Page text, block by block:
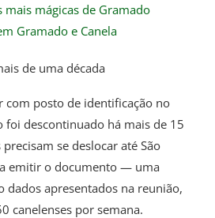
mais mágicas de Gramado
Gramado e Canela
de uma década
com posto de identificação no
foi descontinuado há mais de 15
se deslocar até São
emitir o documento — uma
dados apresentados na reunião,
canelenses por semana.